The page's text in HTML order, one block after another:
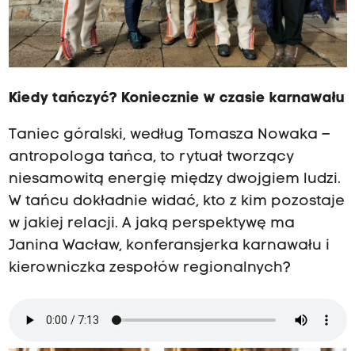
Kiedy tańczyć? Koniecznie w czasie karnawału
Taniec góralski, według Tomasza Nowaka –
antropologa tańca, to rytuał tworzący
niesamowitą energię między dwojgiem ludzi.
W tańcu dokładnie widać, kto z kim pozostaje
w jakiej relacji. A jaką perspektywę ma
Janina Wacław, konferansjerka karnawału i
kierowniczka zespołów regionalnych?